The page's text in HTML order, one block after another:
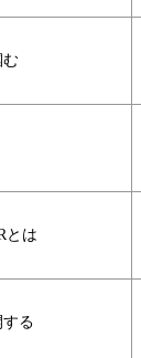
む
とは
る